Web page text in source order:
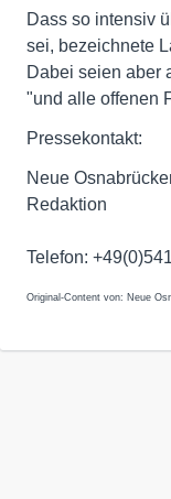
Dass so intensiv
sei, bezeichnete
Dabei seien aber
"und alle offenen
Pressekontakt:
Neue
Redaktion
Telefon:
Original-Content von: Neue